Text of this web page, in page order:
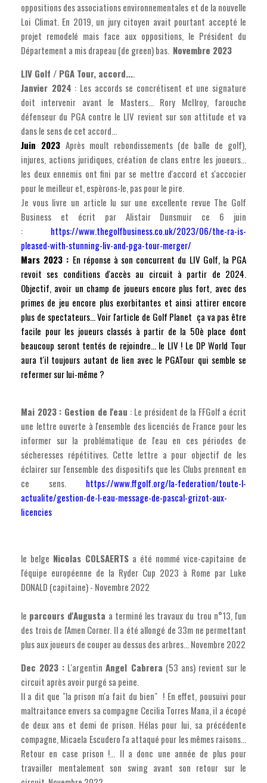
oppositions des associations environnementales et de la nouvelle
Loi Climat. En 2019, un jury citoyen avait pourtant accepté le
projet remodelé mais face aux oppositions, le Président du
Département a mis drapeau (de green) bas. Novembre 2023
LIV Golf / PGA Tour, accord....
Janvier 2024 : Les accords se concrétisent et une signature
doit intervenir avant le Masters... Rory McIlroy, farouche
défenseur du PGA contre le LIV revient sur son attitude et va
dans le sens de cet accord...
Juin 2023 Après moult rebondissements (de balle de golf),
injures, actions juridiques, création de clans entre les joueurs...
les deux ennemis ont fini par se mettre d'accord et s'accocier
pour le meilleur et, espèrons-le, pas pour le pire.
Je vous livre un article lu sur une excellente revue The Golf
Business et écrit par Alistair Dunsmuir ce 6 juin
:
https://www.thegolfbusiness.co.uk/2023/06/the-ra-is-
pleased-with-stunning-liv-and-pga-tour-merger/
Mars 2023 : En réponse à son concurrent du LIV Golf, la PGA
revoit ses conditions d'accès au circuit à partir de 2024.
Objectif, avoir un champ de joueurs encore plus fort, avec des
primes de jeu encore plus exorbitantes et ainsi attirer encore
plus de spectateurs... Voir l'article de Golf Planet ça va pas être
facile pour les joueurs classés à partir de la 50è place dont
beaucoup seront tentés de rejoindre... le LIV ! Le DP World Tour
aura t'il toujours autant de lien avec le PGATour qui semble se
refermer sur lui-même ?
Mai 2023 : Gestion de l'eau : Le président de la FFGolf a écrit
une lettre ouverte à l'ensemble des licenciés de France pour les
informer sur la problématique de l'eau en ces périodes de
sécheresses répétitives. Cette lettre a pour objectif de les
éclairer sur l'ensemble des dispositifs que les Clubs prennent en
ce sens. https://www.ffgolf.org/la-federation/toute-l-
actualite/gestion-de-l-eau-message-de-pascal-grizot-aux-
licencies
le belge Nicolas COLSAERTS a été nommé vice-capitaine de
l'équipe européenne de la Ryder Cup 2023 à Rome par Luke
DONALD (capitaine) - Novembre 2022
le parcours d'Augusta a terminé les travaux du trou n°13, l'un
des trois de l'Amen Corner. Il a été allongé de 33m ne permettant
plus aux joueurs de couper au dessus des arbres... Novembre 2022
Dec 2023 : L'argentinAngel Cabrera (53 ans) revient sur le
circuit après avoir purgé sa peine.
Il a dit que "la prison m'a fait du bien" ! En effet, pousuivi pour
maltraitance envers sa compagne Cecilia Torres Mana, il a écopé
de deux ans et demi de prison. Hélas pour lui, sa précédente
compagne, Micaela Escudero l'a attaqué pour les mêmes raisons...
Retour en case prison !... Il a donc une année de plus pour
travailler mentalement son swing avant son retour sur le